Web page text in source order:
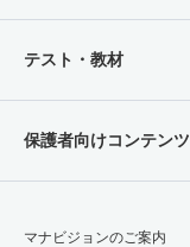
テスト・教材
保護者向けコンテンツ
マナビジョンのご案内